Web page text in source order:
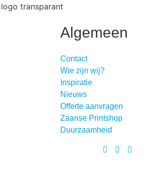
Algemeen
Contact
Wie zijn wij?
Inspiratie
Nieuws
Offerte aanvragen
Zaanse Printshop
Duurzaamheid